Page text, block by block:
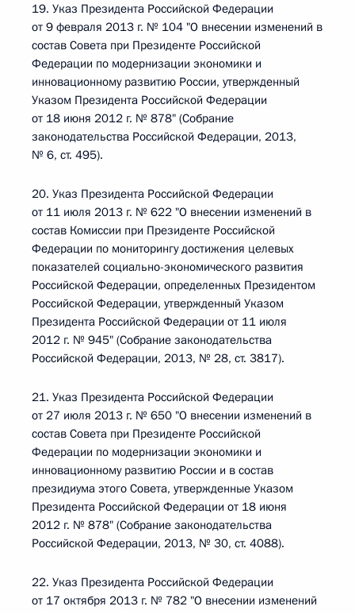
19. Указ Президента Российской Федерации
от 9 февраля 2013 г. № 104 "О внесении изменений в
состав Совета при Президенте Российской
Федерации по модернизации экономики и
инновационному развитию России, утвержденный
Указом Президента Российской Федерации
от 18 июня 2012 г. № 878" (Собрание
законодательства Российской Федерации, 2013,
№ 6, ст. 495).
20. Указ Президента Российской Федерации
от 11 июля 2013 г. № 622 "О внесении изменений в
состав Комиссии при Президенте Российской
Федерации по мониторингу достижения целевых
показателей социально-экономического развития
Российской Федерации, определенных Президентом
Российской Федерации, утвержденный Указом
Президента Российской Федерации от 11 июля
2012 г. № 945" (Собрание законодательства
Российской Федерации, 2013, № 28, ст. 3817).
21. Указ Президента Российской Федерации
от 27 июля 2013 г. № 650 "О внесении изменений в
состав Совета при Президенте Российской
Федерации по модернизации экономики и
инновационному развитию России и в состав
президиума этого Совета, утвержденные Указом
Президента Российской Федерации от 18 июня
2012 г. № 878" (Собрание законодательства
Российской Федерации, 2013, № 30, ст. 4088).
22. Указ Президента Российской Федерации
от 17 октября 2013 г. № 782 "О внесении изменений